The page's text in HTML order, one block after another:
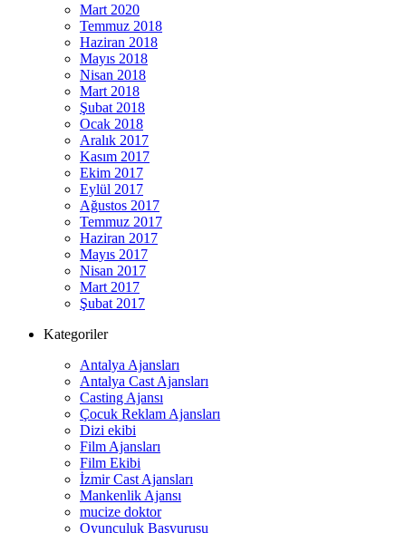
Mart 2020
Temmuz 2018
Haziran 2018
Mayıs 2018
Nisan 2018
Mart 2018
Şubat 2018
Ocak 2018
Aralık 2017
Kasım 2017
Ekim 2017
Eylül 2017
Ağustos 2017
Temmuz 2017
Haziran 2017
Mayıs 2017
Nisan 2017
Mart 2017
Şubat 2017
Kategoriler
Antalya Ajansları
Antalya Cast Ajansları
Casting Ajansı
Çocuk Reklam Ajansları
Dizi ekibi
Film Ajansları
Film Ekibi
İzmir Cast Ajansları
Mankenlik Ajansı
mucize doktor
Oyunculuk Başvurusu